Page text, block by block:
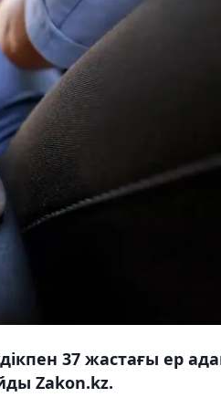
37 жастағы ер
Zakon.kz.